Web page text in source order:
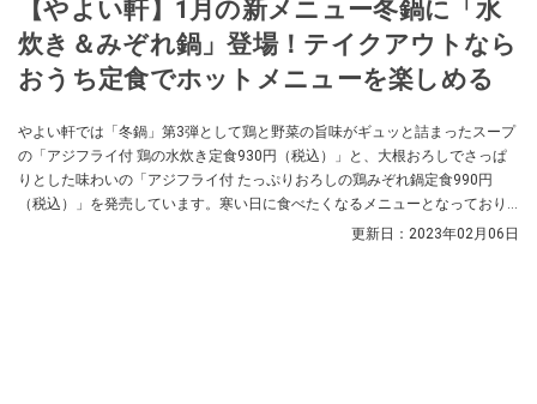
【やよい軒】1月の新メニュー冬鍋に「水
炊き＆みぞれ鍋」登場！テイクアウトなら
おうち定食でホットメニューを楽しめる
やよい軒では「冬鍋」第3弾として鶏と野菜の旨味がギュッと詰まったスープ
の「アジフライ付 鶏の水炊き定食930円（税込）」と、大根おろしでさっぱ
りとした味わいの「アジフライ付 たっぷりおろしの鶏みぞれ鍋定食990円
（税込）」を発売しています。寒い日に食べたくなるメニューとなっており
更新日： 2023年02月06日